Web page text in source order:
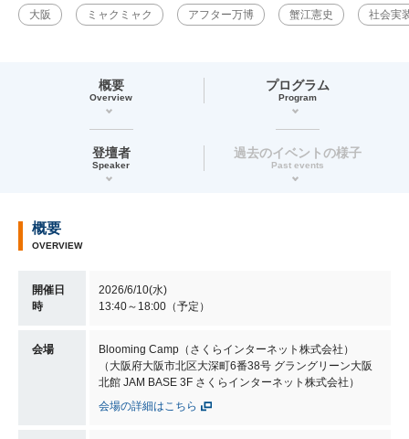
大阪 ミャクミャク アフター万博 蟹江憲史 社会実
概要
Overview
プログラム
Program
登壇者
Speaker
過去のイベントの様子
Past events
概要
OVERVIEW
開催日
時
2026/6/10(水)
13:40～18:00（予定）
会場
Blooming Camp（さくらインターネット株式会社）
（大阪府大阪市北区大深町6番38号 グラングリーン大阪
北館 JAM BASE 3F さくらインターネット株式会社）
会場の詳細はこちら